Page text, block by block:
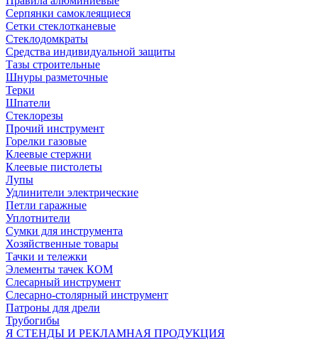
Серпянки самоклеящиеся
Сетки стеклотканевые
Стеклодомкраты
Средства индивидуальной защиты
Тазы строительные
Шнуры разметочные
Терки
Шпатели
Стеклорезы
Прочий инструмент
Горелки газовые
Клеевые стержни
Клеевые пистолеты
Лупы
Удлинители электрические
Петли гаражные
Уплотнители
Сумки для инструмента
Хозяйственные товары
Тачки и тележки
Элементы тачек КОМ
Слесарный инструмент
Слесарно-столярный инструмент
Патроны для дрели
Трубогибы
Я СТЕНДЫ И РЕКЛАМНАЯ ПРОДУКЦИЯ